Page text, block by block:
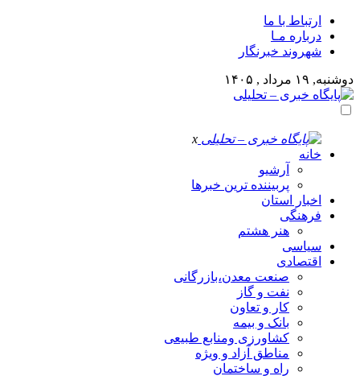
ارتباط با ما
درباره مـا
شهروند خبرنگار
دوشنبه, ۱۹ مرداد , ۱۴۰۵
x
خانه
آرشیو
پربیننده ترین خبرها
اخبار استان
فرهنگی
هنر هشتم
سیاسی
اقتصادی
صنعت معدن،بازرگانی
نفت و گاز
کار و تعاون
بانک و بیمه
کشاورزی ومنابع طبیعی
مناطق آزاد و ویژه
راه و ساختمان